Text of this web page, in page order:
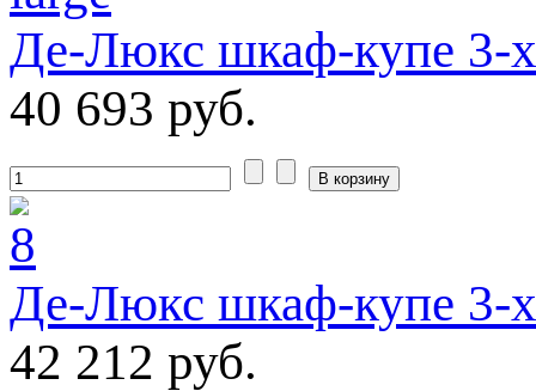
Де-Люкс шкаф-купе 3-
40 693 руб.
Де-Люкс шкаф-купе 3-
42 212 руб.